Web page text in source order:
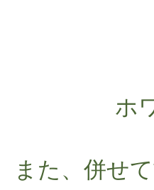
ホ
また、併せ